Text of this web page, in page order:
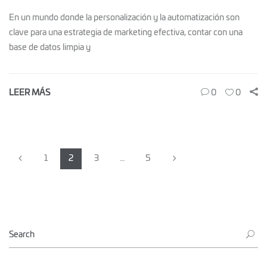
En un mundo donde la personalización y la automatización son
clave para una estrategia de marketing efectiva, contar con una
base de datos limpia y
LEER MÁS 0 0
1 2 3 … 5